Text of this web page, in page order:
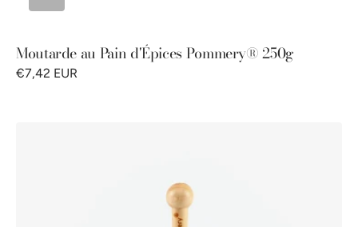
Moutarde au Pain d'Épices Pommery® 250g
€7,42 EUR